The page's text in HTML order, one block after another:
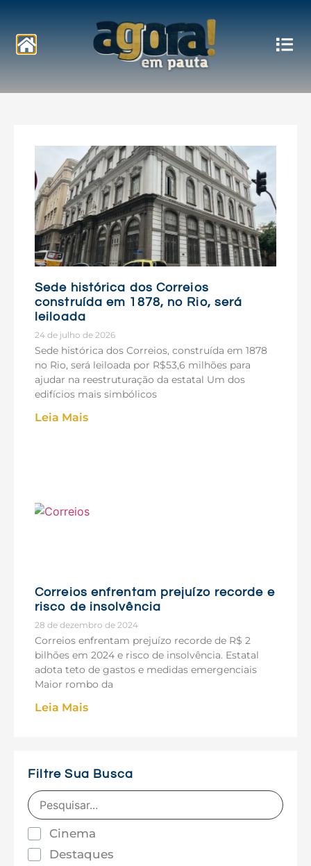
Notícias
Sede histórica dos Correios
construída em 1878, no Rio, será
leiloada
24 de julho de 2026
Sede histórica dos Correios, construída em 1878
no Rio, será leiloada por R$53,6 milhões para
ajudar na reestruturação da estatal Um dos
edifícios mais simbólicos
Leia Mais
Correios enfrentam prejuízo recorde e
risco de insolvência
28 de dezembro de 2024
Correios enfrentam prejuízo recorde de R$ 2
bilhões em 2024 e risco de insolvência. Estatal
adota teto de gastos e medidas emergenciais
Maior rombo da
Leia Mais
Filtre Sua Busca
Cinema
Destaques